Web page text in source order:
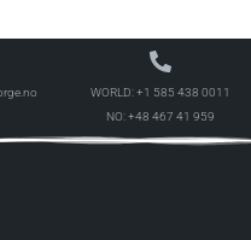
WORLD:+1 585 438 0011
NO:+48 467 41 959